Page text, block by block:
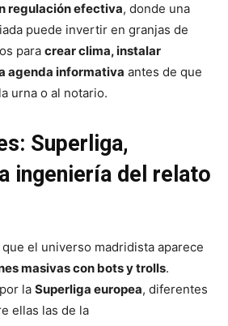
regulación efectiva, donde una
puede invertir en granjas de
para crear clima, instalar
agenda informativa antes de que
urna o al notario.
Superliga,
ingeniería del relato
el universo madridista aparece
masivas con bots y trolls.
la Superliga europea, diferentes
ellas las de la